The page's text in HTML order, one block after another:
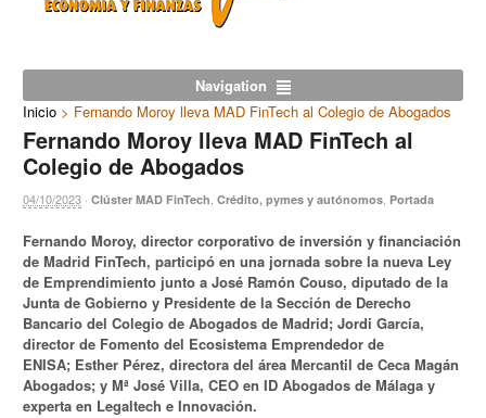
Navigation
Inicio > Fernando Moroy lleva MAD FinTech al Colegio de Abogados
Fernando Moroy lleva MAD FinTech al
Colegio de Abogados
04/10/2023 ·Clúster MAD FinTech,Crédito, pymes y autónomos, Portada
Fernando Moroy, director corporativo de inversión y financiación
de Madrid FinTech, participó en una jornada sobre la nueva Ley
de Emprendimiento junto a José Ramón Couso, diputado de la
Junta de Gobierno y Presidente de la Sección de Derecho
Bancario del Colegio de Abogados de Madrid; Jordi García,
director de Fomento del Ecosistema Emprendedor de
ENISA; Esther Pérez, directora del área Mercantil de Ceca Magán
Abogados; y Mª José Villa, CEO en ID Abogados de Málaga y
experta en Legaltech e Innovación.